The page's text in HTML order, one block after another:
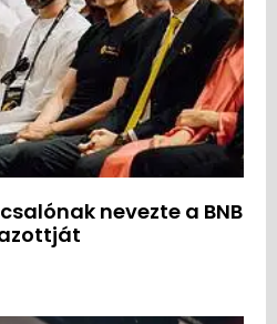
nevezte a BNB